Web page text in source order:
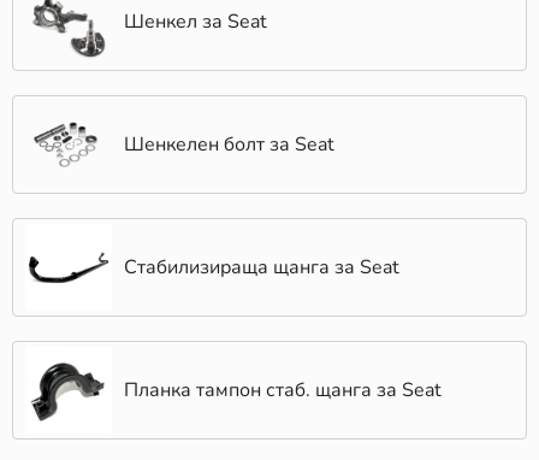
Шенкел за Seat
Шенкелен болт за Seat
Стабилизираща щанга за Seat
Планка тампон стаб. щанга за Seat